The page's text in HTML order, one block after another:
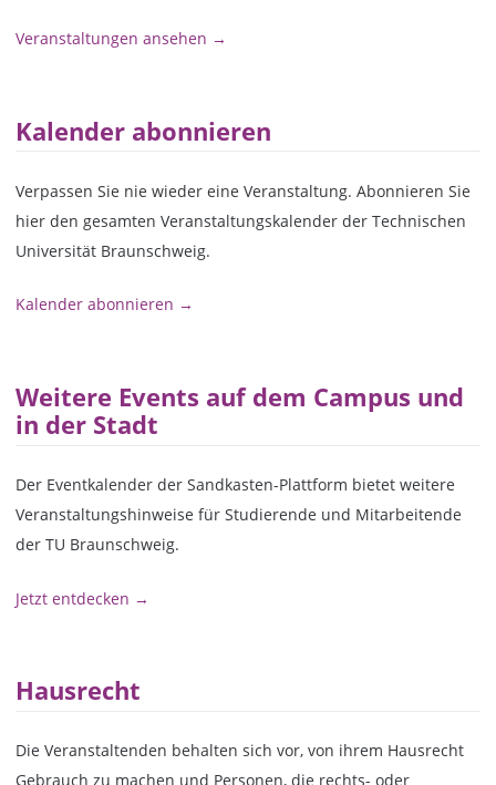
Veranstaltungen ansehen →
Kalender abonnieren
Verpassen Sie nie wieder eine Veranstaltung. Abonnieren Sie
hier den gesamten Veranstaltungskalender der Technischen
Universität Braunschweig.
Kalender abonnieren →
Weitere Events auf dem Campus und
in der Stadt
Der Eventkalender der Sandkasten-Plattform bietet weitere
Veranstaltungshinweise für Studierende und Mitarbeitende
der TU Braunschweig.
Jetzt entdecken →
Hausrecht
Die Veranstaltenden behalten sich vor, von ihrem Hausrecht
Gebrauch zu machen und Personen, die rechts- oder